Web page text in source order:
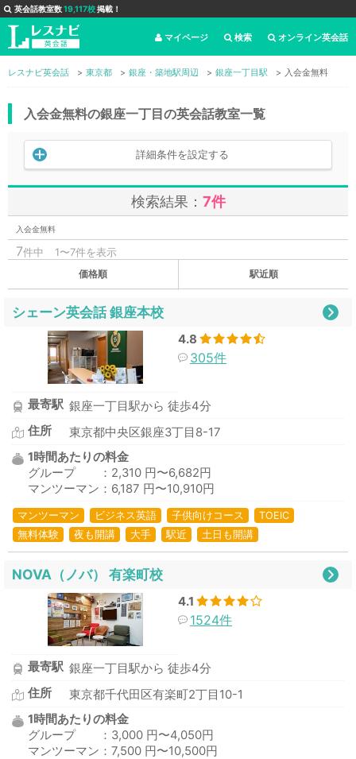
英会話教室数19,117校掲載！
オンライン英会話
検索
マイページ
レスナビ英会話 東京都 銀座・築地駅周辺 銀座一丁目駅 入会金無料
入会金無料の銀座一丁目の英会話教室一覧
詳細条件を設定する
検索結果： 7件
入会金無料
7件中 1〜7件を表示
価格順 駅近順
シェーン英会話 銀座本校
4.8
305件
最寄駅 銀座一丁目駅から 徒歩4分
住所
東京都中央区銀座3丁目8-17
1時間あたりの料金
グループ ：2,310 円〜6,682円
マンツーマン：6,187 円〜10,910円
マンツーマン ビジネス英語 子供向けコース
TOEIC
無料体験
夜も開講 大手 駅近 土日も開講
NOVA（ノバ） 有楽町校
4.1
1524件
最寄駅 銀座一丁目駅から 徒歩4分
住所
東京都千代田区有楽町2丁目10-1
1時間あたりの料金
グループ ：3,000 円〜4,050円
マンツーマン：7,500 円〜10,500円